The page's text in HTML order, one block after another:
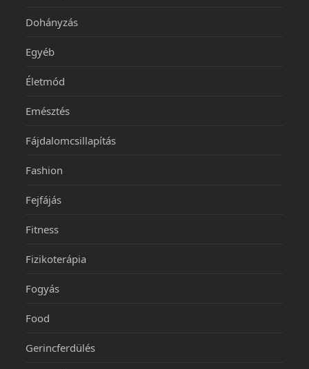
Dohányzás
Egyéb
Életmód
Emésztés
Fájdalomcsillapítás
Fashion
Fejfájás
Fitness
Fizikoterápia
Fogyás
Food
Gerincferdülés